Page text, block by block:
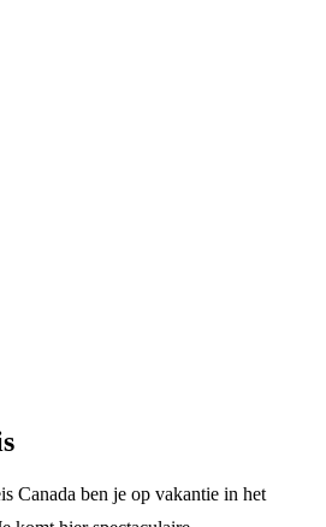
Canada ben je op vakantie in het